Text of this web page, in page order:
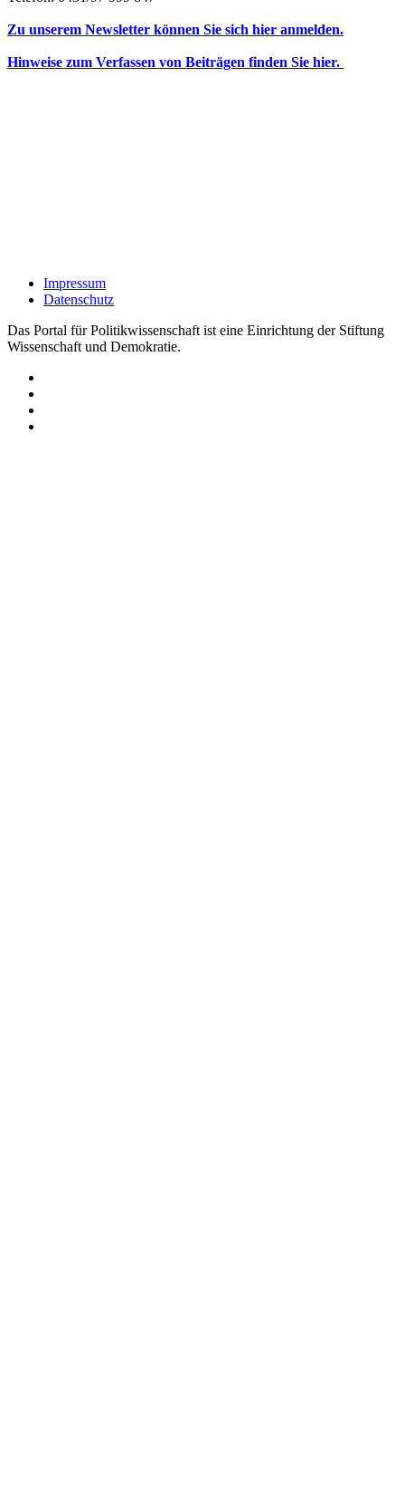
Zu unserem Newsletter können Sie sich hier anmelden.
Hinweise zum Verfassen von Beiträgen finden Sie hier.
Impressum
Datenschutz
Das Portal für Politikwissenschaft ist eine Einrichtung der Stiftung
Wissenschaft und Demokratie.